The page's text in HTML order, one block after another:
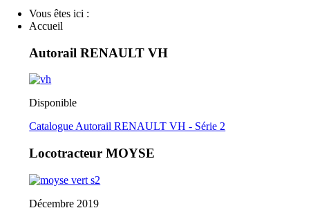
Vous êtes ici :
Accueil
Autorail RENAULT VH
Disponible
Catalogue Autorail RENAULT VH - Série 2
Locotracteur MOYSE
Décembre 2019